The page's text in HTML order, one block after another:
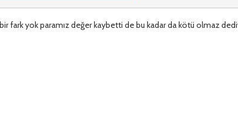
fark yok paramız değer kaybetti de bu kadar da kötü olmaz